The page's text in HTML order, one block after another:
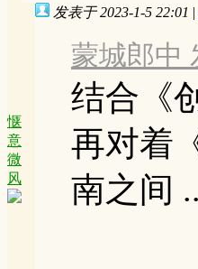
惬
意
微
风
发表于 2023-1-5 22:01 |
蒙城郎中
结合《
再对着
南之间